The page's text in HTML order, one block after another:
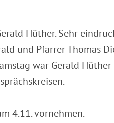
Hüther. Sehr
und Pfarrer Thomas
war Gerald
4.11. vornehmen.